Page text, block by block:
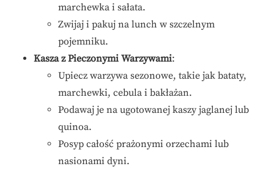
marchewka i sałata.
Zwijaj i pakuj na lunch w szczelnym
pojemniku.
Kasza z Pieczonymi Warzywami:
Upiecz warzywa sezonowe, takie jak bataty,
marchewki, cebula i bakłażan.
Podawaj je na ugotowanej kaszy jaglanej lub
quinoa.
Posyp całość prażonymi orzechami lub
nasionami dyni.